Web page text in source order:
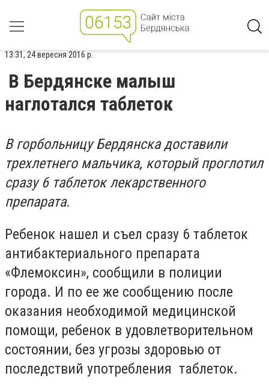
13:31, 24 вересня 2016 р.
В Бердянске малыш
наглотался таблеток
В горбольницу Бердянска доставили
трехлетнего мальчика, который проглотил
сразу 6 таблеток лекарственного
препарата.
Ребенок нашел и съел сразу 6 таблеток
антибактериального препарата
«Флемоксин», сообщили в полиции
города. И по ее же сообщению после
оказания необходимой медицинской
помощи, ребенок в удовлетворительном
состоянии, без угрозы здоровью от
последствий употребления таблеток.